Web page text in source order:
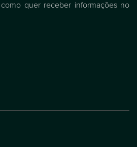
quer receber informações no